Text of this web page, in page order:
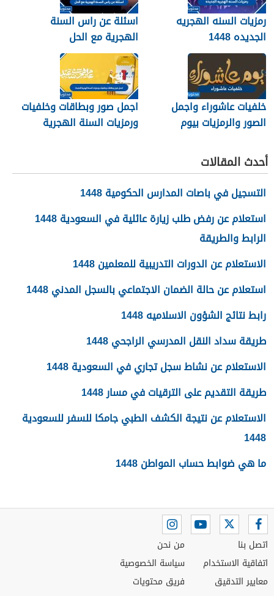
رمزيات السنه الهجريه
الجديده 1448
اسئلة عن راس السنة
الهجرية مع الحل
خلفيات عاشوراء واجمل
الصور والرمزيات بيوم
اجمل صور وبطاقات وخلفيات
ورمزيات السنة الهجرية
أحدث المقالات
التسجيل في باصات المدارس الحكومية 1448
استعلام عن رفض طلب زيارة عائلية في السعودية 1448
الرابط والطريقة
الاستعلام عن الدورات التدريبية للمعلمين 1448
استعلام عن حالة الضمان الاجتماعي بالسجل المدني 1448
رابط نتائج الشؤون الاسلاميه 1448
طريقة سداد النقل المدرسي الراجحي 1448
الاستعلام عن نشاط سجل تجاري في السعودية 1448
طريقة التقديم على الترقيات في مسار 1448
الاستعلام عن نتيجة الكشف الطبي جامكا للسفر للسعودية
1448
ما هي ضوابط حساب المواطن 1448
اتصل بنا
اتفاقية الاستخدام
معايير التدقيق
من نحن
سياسة الخصوصية
فريق محتويات